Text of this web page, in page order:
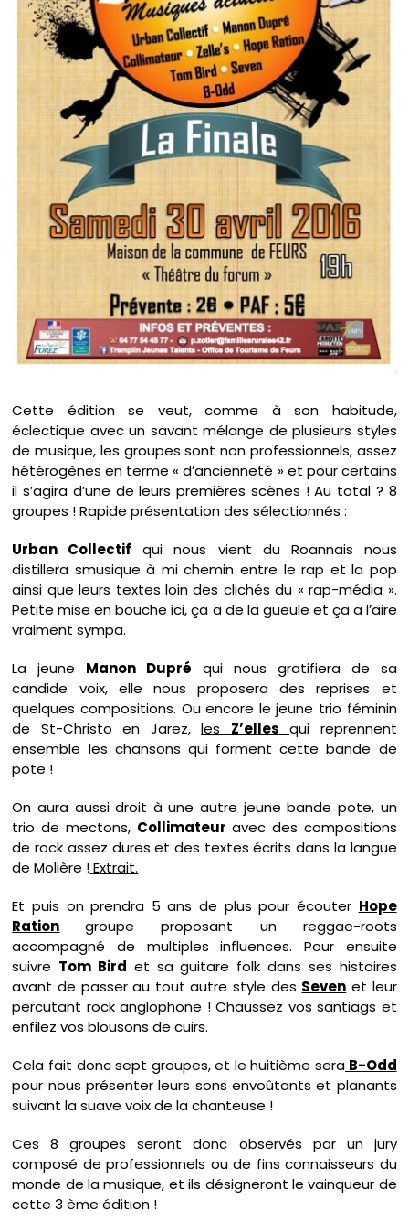
Cette édition se veut, comme à son habitude,
éclectique avec un savant mélange de plusieurs styles
de musique, les groupes sont non professionnels, assez
hétérogènes en terme « d’ancienneté » et pour certains
il s’agira d’une de leurs premières scènes ! Au total ? 8
groupes ! Rapide présentation des sélectionnés :
Urban Collectif qui nous vient du Roannais nous
distillera smusique à mi chemin entre le rap et la pop
ainsi que leurs textes loin des clichés du « rap-média ».
Petite mise en bouche ici,ça a de la gueule et ça a l’aire
vraiment sympa.
La jeune Manon Dupré qui nous gratifiera de sa
candide voix, elle nous proposera des reprises et
quelques compositions. Ou encore le jeune trio féminin
de St-Christo en Jarez,les Z’elles qui reprennent
ensemble les chansons qui forment cette bande de
pote !
On aura aussi droit à une autre jeune bande pote, un
trio de mectons, Collimateur avec des compositions
de rock assez dures et des textes écrits dans la langue
de Molière !Extrait.
Et puis on prendra 5 ans de plus pour écouter Hope
Ration
groupe proposant un reggae-roots
accompagné de multiples influences. Pour ensuite
suivre Tom Bird et sa guitare folk dans ses histoires
avant de passer au tout autre style des Seven et leur
percutant rock anglophone ! Chaussez vos santiags et
enfilez vos blousons de cuirs.
Cela fait donc sept groupes, et le huitième seraB-Odd
pour nous présenter leurs sons envoûtants et planants
suivant la suave voix de la chanteuse !
Ces 8 groupes seront donc observés par un jury
composé de professionnels ou de fins connaisseurs du
monde de la musique, et ils désigneront le vainqueur de
cette 3 ème édition !